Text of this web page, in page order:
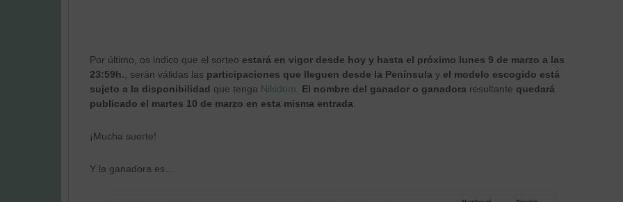
Por último, os indico que el sorteo estará en vigor desde hoy y hasta el próximo lunes 9 de marzo a las
23:59h., serán válidas las participaciones que lleguen desde la Península y el modelo escogido está
sujeto a la disponibilidad que tenga Nikidom. El nombre del ganador o ganadora resultante quedará
publicado el martes 10 de marzo en esta misma entrada.
¡Mucha suerte!
Y la ganadora es…